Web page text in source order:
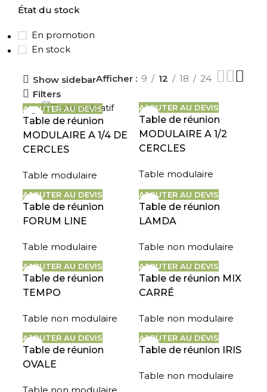
État du stock
En promotion
En stock
Show sidebarAfficher 9 12 18
24
Filters
AJOUTER AU DEVIS
Table de réunion
MODULAIRE A 1/4 DE
CERCLES
Table modulaire
AJOUTER AU DEVIS
Table de réunion
MODULAIRE A 1/2
CERCLES
Table modulaire
AJOUTER AU DEVIS
Table de réunion
FORUM LINE
Table modulaire
AJOUTER AU DEVIS
Table de réunion
LAMDA
Table non modulaire
AJOUTER AU DEVIS
Table de réunion
TEMPO
Table non modulaire
AJOUTER AU DEVIS
Table de réunion MIX
CARRÉ
Table non modulaire
AJOUTER AU DEVIS
Table de réunion
OVALE
AJOUTER AU DEVIS
Table de réunion IRIS
Table non modulaire